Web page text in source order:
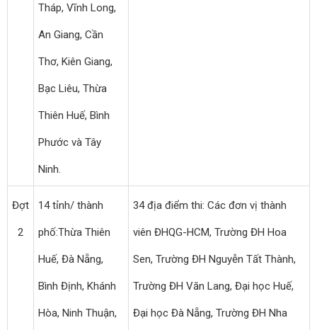
Tháp, Vĩnh Long,
An Giang, Cần
Thơ, Kiên Giang,
Bạc Liêu, Thừa
Thiên Huế, Bình
Phước và Tây
Ninh.
Đợt
2
14 tỉnh/ thành
phố:Thừa Thiên
Huế, Đà Nẵng,
Bình Định, Khánh
Hòa, Ninh Thuận,
34 địa điểm thi: Các đơn vị thành
viên ĐHQG-HCM, Trường ĐH Hoa
Sen, Trường ĐH Nguyễn Tất Thành,
Trường ĐH Văn Lang, Đại học Huế,
Đại học Đà Nẵng, Trường ĐH Nha